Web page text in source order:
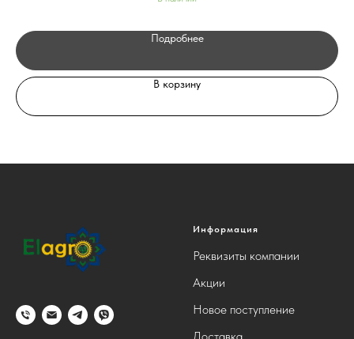
Подробнее
В корзину
Информация
Реквизиты компании
Акции
Новое поступление